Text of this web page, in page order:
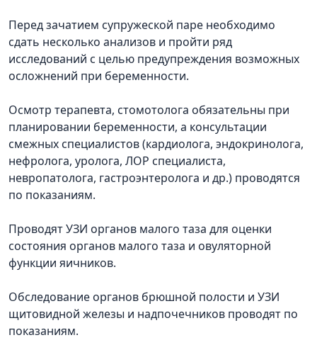
Перед зачатием супружеской паре необходимо
сдать несколько анализов и пройти ряд
исследований с целью предупреждения возможных
осложнений при беременности.
Осмотр терапевта, стомотолога обязательны при
планировании беременности, а консультации
смежных специалистов (кардиолога, эндокринолога,
нефролога, уролога, ЛОР специалиста,
невропатолога, гастроэнтеролога и др.) проводятся
по показаниям.
Проводят УЗИ органов малого таза для оценки
состояния органов малого таза и овуляторной
функции яичников.
Обследование органов брюшной полости и УЗИ
щитовидной железы и надпочечников проводят по
показаниям.